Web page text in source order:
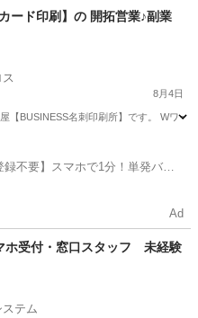
ード印刷】の 開拓営業♪副業
8月4日
【BUSINESS名刺印刷所】です。 Wワ
録不要】スマホで1分！単発バイ
Ad
受付・窓口スタッフ 未経験
テム